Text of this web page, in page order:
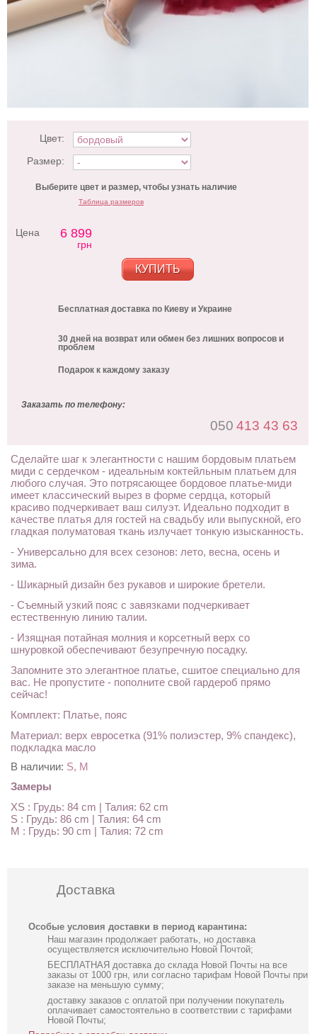
Цвет:
Размер:
Выберите цвет и размер, чтобы узнать наличие
Таблица размеров
Цена 6 899
грн
КУПИТЬ
Бесплатная доставка по Киеву и Украине
30 дней на возврат или обмен без лишних вопросов и
проблем
Подарок к каждому заказу
Заказать по телефону:
050 413 43 63
Сделайте шаг к элегантности с нашим бордовым платьем
миди с сердечком - идеальным коктейльным платьем для
любого случая. Это потрясающее бордовое платье-миди
имеет классический вырез в форме сердца, который
красиво подчеркивает ваш силуэт. Идеально подходит в
качестве платья для гостей на свадьбу или выпускной, его
гладкая полуматовая ткань излучает тонкую изысканность.
- Универсально для всех сезонов: лето, весна, осень и
зима.
- Шикарный дизайн без рукавов и широкие бретели.
- Съемный узкий пояс с завязками подчеркивает
естественную линию талии.
- Изящная потайная молния и корсетный верх со
шнуровкой обеспечивают безупречную посадку.
Запомните это элегантное платье, сшитое специально для
вас. Не пропустите - пополните свой гардероб прямо
сейчас!
Комплект: Платье, пояс
Материал: верх евросетка (91% полиэстер, 9% спандекс),
подкладка масло
В наличии: S, M
Замеры
XS : Грудь: 84 cm | Талия: 62 cm
S : Грудь: 86 cm | Талия: 64 cm
M : Грудь: 90 cm | Талия: 72 cm
Доставка
Особые условия доставки в период карантина:
Наш магазин продолжает работать, но доставка
осуществляется исключительно Новой Почтой;
БЕСПЛАТНАЯ доставка до склада Новой Почты на все
заказы от 1000 грн, или согласно тарифам Новой Почты при
заказе на меньшую сумму;
доставку заказов с оплатой при получении покупатель
оплачивает самостоятельно в соответствии с тарифами
Новой Почты;